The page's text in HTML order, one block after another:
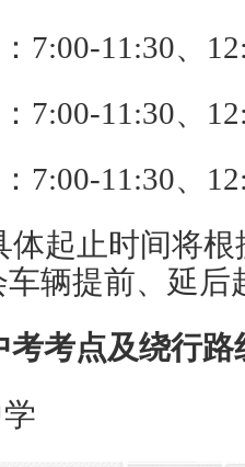
7:00-11:30、
7:00-11:30、
7:00-11:30、
体起止时间将
辆提前、延后
考考点及绕行路